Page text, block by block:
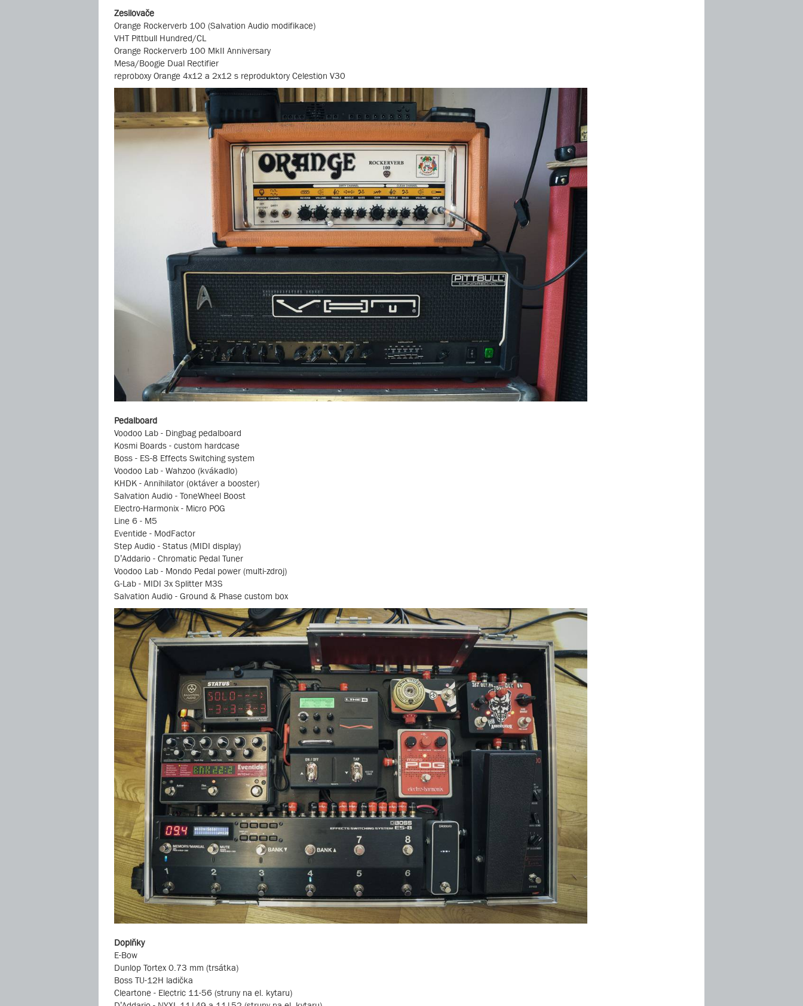
Zesilovače
Orange Rockerverb 100 (Salvation Audio modifikace)
VHT Pittbull Hundred/CL
Orange Rockerverb 100 MkII Anniversary
Mesa/Boogie Dual Rectifier
reproboxy Orange 4x12 a 2x12 s reproduktory Celestion V30
Pedalboard
Voodoo Lab - Dingbag pedalboard
Kosmi Boards - custom hardcase
Boss - ES-8 Effects Switching system
Voodoo Lab - Wahzoo (kvákadlo)
KHDK - Annihilator (oktáver a booster)
Salvation Audio - ToneWheel Boost
Electro-Harmonix - Micro POG
Line 6 - M5
Eventide - ModFactor
Step Audio - Status (MIDI display)
D’Addario - Chromatic Pedal Tuner
Voodoo Lab - Mondo Pedal power (multi-zdroj)
G-Lab - MIDI 3x Splitter M3S
Salvation Audio - Ground & Phase custom box
Doplňky
E-Bow
Dunlop Tortex 0.73 mm (trsátka)
Boss TU-12H ladička
Cleartone - Electric 11-56 (struny na el. kytaru)